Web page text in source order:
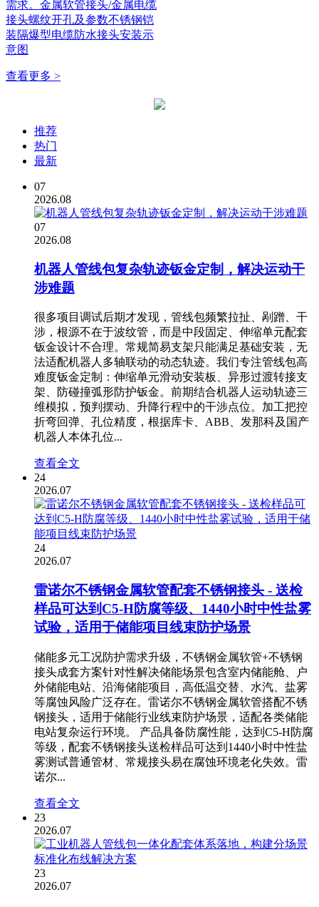
需求。金属软管接头/金属电缆
接头螺纹开孔及参数不锈钢铠
装隔爆型电缆防水接头安装示
意图
查看更多 >
推荐
热门
最新
07
2026.08
07
2026.08
机器人管线包复杂轨迹钣金定制，解决运动干
涉难题
很多项目调试后期才发现，管线包频繁拉扯、剐蹭、干
涉，根源不在于波纹管，而是中段固定、伸缩单元配套
钣金设计不合理。常规简易支架只能满足基础安装，无
法适配机器人多轴联动的动态轨迹。我们专注管线包高
难度钣金定制：伸缩单元滑动安装板、异形过渡转接支
架、防碰撞弧形防护钣金。前期结合机器人运动轨迹三
维模拟，预判摆动、升降行程中的干涉点位。加工把控
折弯回弹、孔位精度，根据库卡、ABB、发那科及国产
机器人本体孔位...
查看全文
24
2026.07
24
2026.07
雷诺尔不锈钢金属软管配套不锈钢接头 - 送检
样品可达到C5-H防腐等级、1440小时中性盐雾
试验，适用于储能项目线束防护场景
储能多元工况防护需求升级，不锈钢金属软管+不锈钢
接头成套方案针对性解决储能场景包含室内储能舱、户
外储能电站、沿海储能项目，高低温交替、水汽、盐雾
等腐蚀风险广泛存在。雷诺尔不锈钢金属软管搭配不锈
钢接头，适用于储能行业线束防护场景，适配各类储能
电站复杂运行环境。 产品具备防腐性能，达到C5-H防腐
等级，配套不锈钢接头送检样品可达到1440小时中性盐
雾测试普通管材、常规接头易在腐蚀环境老化失效。雷
诺尔...
查看全文
23
2026.07
23
2026.07